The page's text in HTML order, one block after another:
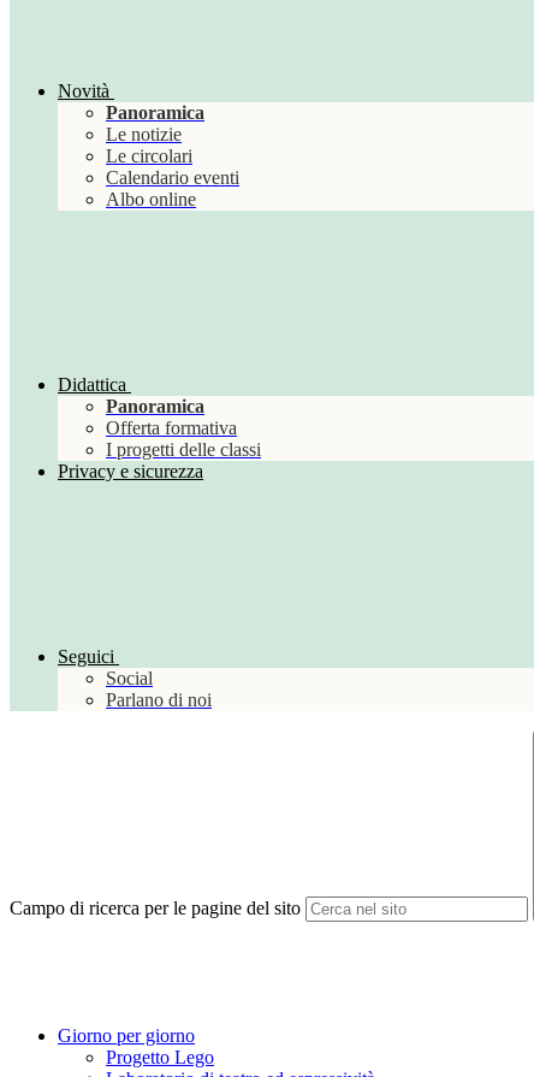
Novità
Panoramica
Le notizie
Le circolari
Calendario eventi
Albo online
Didattica
Panoramica
Offerta formativa
I progetti delle classi
Privacy e sicurezza
Seguici
Social
Parlano di noi
Campo di ricerca per le pagine del sito
Giorno per giorno
Progetto Lego